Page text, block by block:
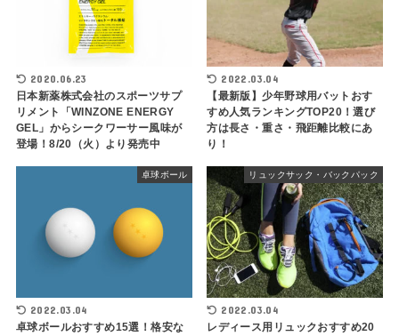
2020.06.23
日本新薬株式会社のスポーツサプ
リメント「WINZONE ENERGY
GEL」からシークワーサー風味が
登場！8/20（火）より発売中
2022.03.04
【最新版】少年野球用バットおす
すめ人気ランキングTOP20！選び
方は長さ・重さ・飛距離比較にあ
り！
卓球ボール
2022.03.04
卓球ボールおすすめ15選！格安な
リュックサック・バックパック
2022.03.04
レディース用リュックおすすめ20